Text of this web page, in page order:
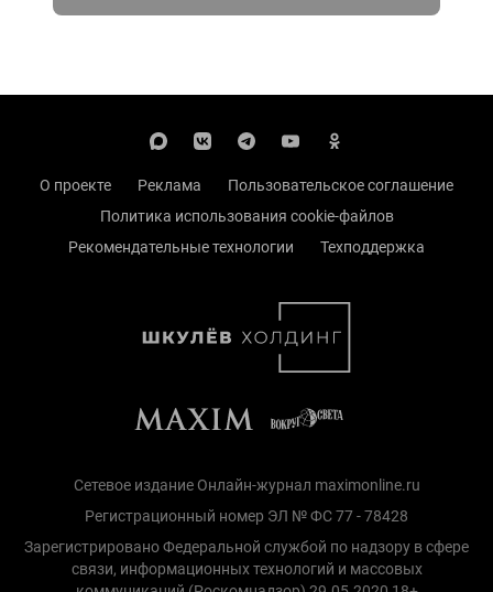
О проекте Реклама
Пользовательское соглашение
Политика использования cookie-файлов
Рекомендательные технологии
Техподдержка
Сетевое издание Онлайн-журнал maximonline.ru
Регистрационный номер ЭЛ № ФС 77 - 78428
Зарегистрировано Федеральной службой по надзору в сфере
связи, информационных технологий и массовых